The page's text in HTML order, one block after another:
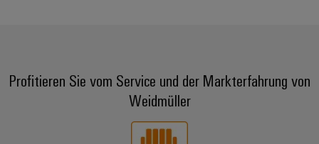
Profitieren Sie vom Service und der Markterfahrung von
Weidmüller